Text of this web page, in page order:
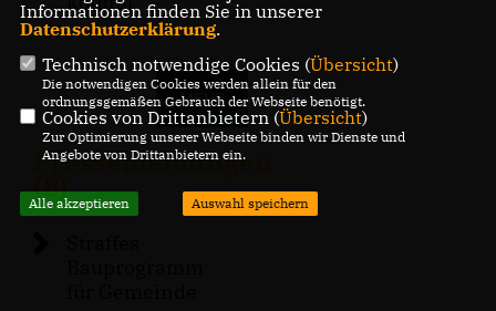
MEHR
Pressemeldungen
(8)
Informationen finden Sie in unserer
Datenschutzerklärung.
Technisch notwendige Cookies (Übersicht)
Die notwendigen Cookies werden allein für den
ordnungsgemäßen Gebrauch der Webseite benötigt.
Cookies von Drittanbietern (Übersicht)
Zur Optimierung unserer Webseite binden wir Dienste und
Angebote von Drittanbietern ein.
Alle akzeptieren Auswahl speichern